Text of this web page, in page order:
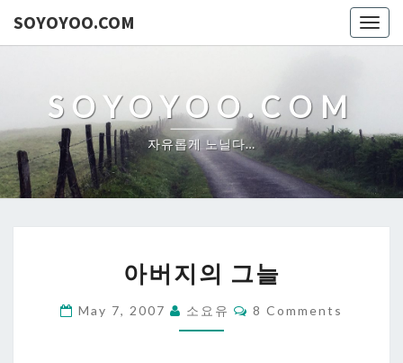
SOYOYOO.COM
SOYOYOO.COM
자유롭게 노닐다…
버
지
의
아버지의 그늘
May 7, 2007 소요유 Comments
8 Comments